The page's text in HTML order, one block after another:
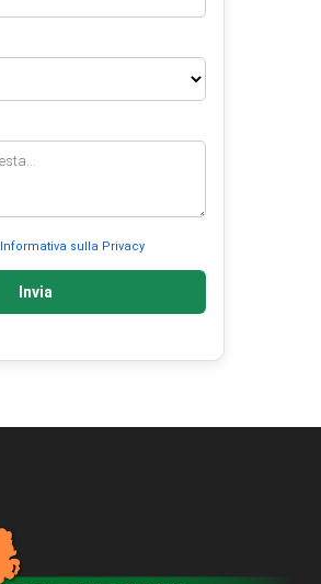
Informativa sulla Privacy
Invia